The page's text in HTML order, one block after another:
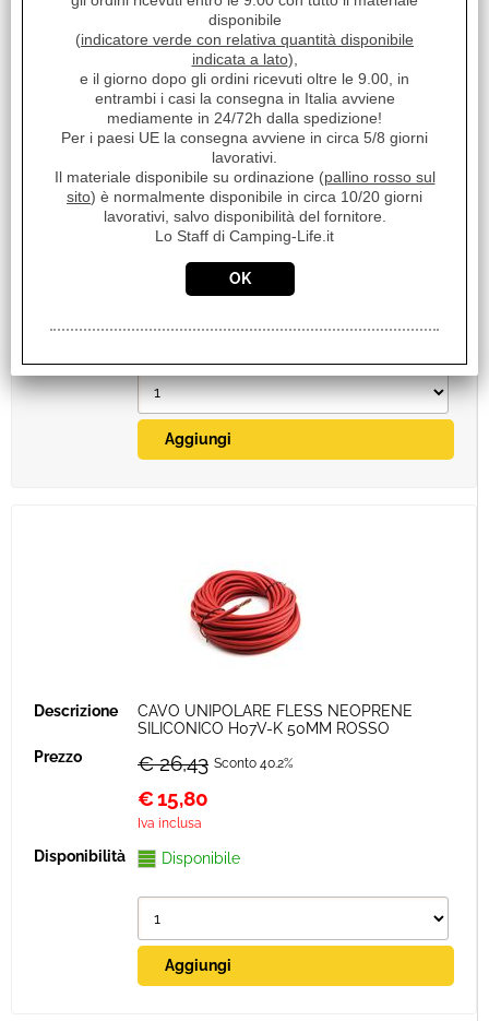
CAVO UNIPOLARE FLESS NEOPRENE
SILICONICO H07V-K 50MM NERO
€ 27,08 Sconto 39.8%
16,30
Iva inclusa
Disponibile
CAVO UNIPOLARE FLESS NEOPRENE
SILICONICO H07V-K 50MM ROSSO
€ 26,43 Sconto 40.2%
€15,80
Iva inclusa
Disponibile
disponibile
(indicatore verde con relativa quantità disponibile
indicata a lato),
e il giorno dopo gli ordini ricevuti oltre le 9.00, in
entrambi i casi la consegna in Italia avviene
mediamente in 24/72h dalla spedizione!
Per i paesi UE la consegna avviene in circa 5/8 giorni
lavorativi.
Il materiale disponibile su ordinazione (pallino rosso sul
sito) è normalmente disponibile in circa 10/20 giorni
lavorativi, salvo disponibilità del fornitore.
Lo Staff di Camping-Life.it